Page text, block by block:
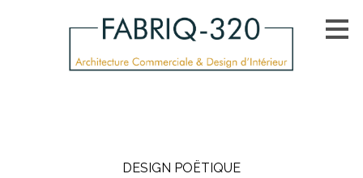
DESIGN POËTIQUE